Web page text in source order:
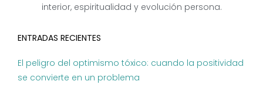
interior, espiritualidad y evolución persona.
ENTRADAS RECIENTES
El peligro del optimismo tóxico: cuando la positividad
se convierte en un problema